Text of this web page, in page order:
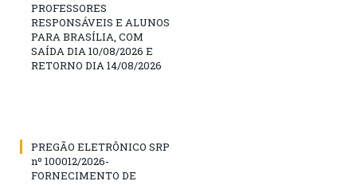
PROFESSORES
RESPONSÁVEIS E ALUNOS
PARA BRASÍLIA, COM
SAÍDA DIA 10/08/2026 E
RETORNO DIA 14/08/2026
PREGÃO ELETRÔNICO SRP
nº 100012/2026-
FORNECIMENTO DE